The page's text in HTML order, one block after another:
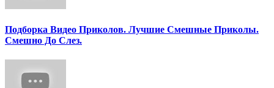
Подборка Видео Приколов. Лучшие Смешные Приколы.
Смешно До Слез.